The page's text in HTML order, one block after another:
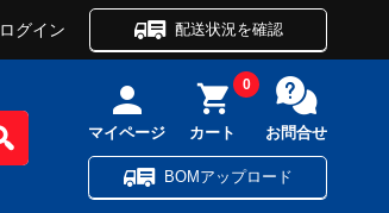
ログイン 配送状況を確認
マイページ カート
0
お問合せ
BOMアップロード